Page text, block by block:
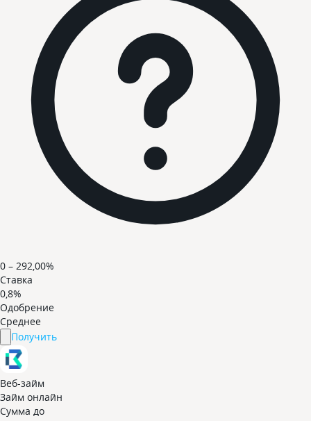
0 – 292,00%
Ставка
0,8%
Одобрение
Среднее
Получить
Веб-займ
Займ онлайн
Сумма до